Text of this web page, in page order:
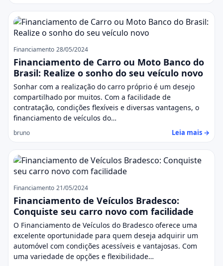
Financiamento 28/05/2024
Financiamento de Carro ou Moto Banco do
Brasil: Realize o sonho do seu veículo novo
Sonhar com a realização do carro próprio é um desejo
compartilhado por muitos. Com a facilidade de
contratação, condições flexíveis e diversas vantagens, o
financiamento de veículos do…
bruno Leia mais →
Financiamento 21/05/2024
Financiamento de Veículos Bradesco:
Conquiste seu carro novo com facilidade
O Financiamento de Veículos do Bradesco oferece uma
excelente oportunidade para quem deseja adquirir um
automóvel com condições acessíveis e vantajosas. Com
uma variedade de opções e flexibilidade…